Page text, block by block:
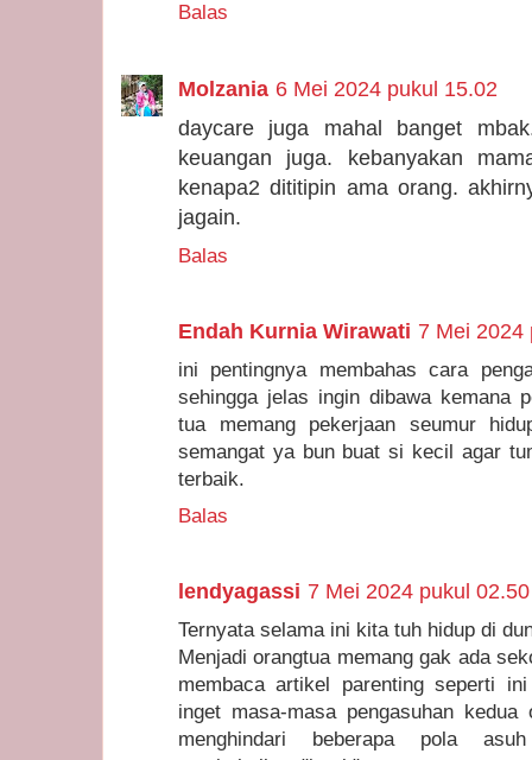
Balas
Molzania 6 Mei 2024 pukul 15.02
daycare juga mahal banget
keuangan juga. kebanyakan
kenapa2 dititipin ama orang.
jagain.
Balas
Endah Kurnia Wirawati 7 Mei 2024
ini pentingnya membahas cara
sehingga jelas ingin dibawa kemana
tua memang pekerjaan seumur
semangat ya bun buat si kecil agar
terbaik.
Balas
lendyagassi 7 Mei 2024 pukul 02.50
Ternyata selama ini kita tuh hidup di
Menjadi orangtua memang gak ada
membaca artikel parenting seperti
inget masa-masa pengasuhan
menghindari beberapa pola